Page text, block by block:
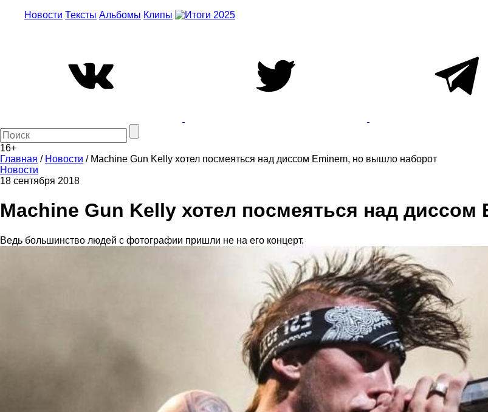
Новости Тексты Альбомы Клипы
16+
Главная / Новости / Machine Gun Kelly хотел посмеяться над диссом Eminem, но вышло наборот
Новости
18 сентября 2018
Machine Gun Kelly хотел посмеяться над
Ведь большинство людей с фотографии пришли не на его концерт.